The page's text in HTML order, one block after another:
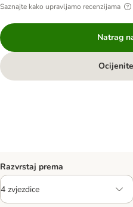
Saznajte kako upravljamo recenzijama
Natrag
Razvrstaj prema